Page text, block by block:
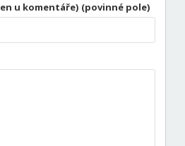
u komentáře) (povinné pole)